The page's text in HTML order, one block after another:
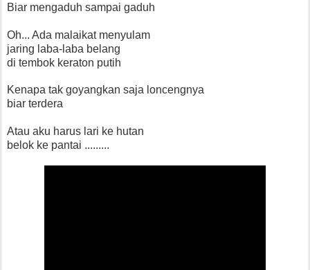
Biar mengaduh sampai gaduh
Oh... Ada malaikat menyulam
jaring laba-laba belang
di tembok keraton putih
Kenapa tak goyangkan saja loncengnya
biar terdera
Atau aku harus lari ke hutan
belok ke pantai .........